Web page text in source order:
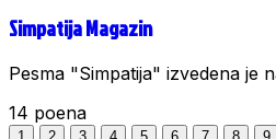
Simpatija Magazin
Pesma "Simpatija" izvedena je
14 poena